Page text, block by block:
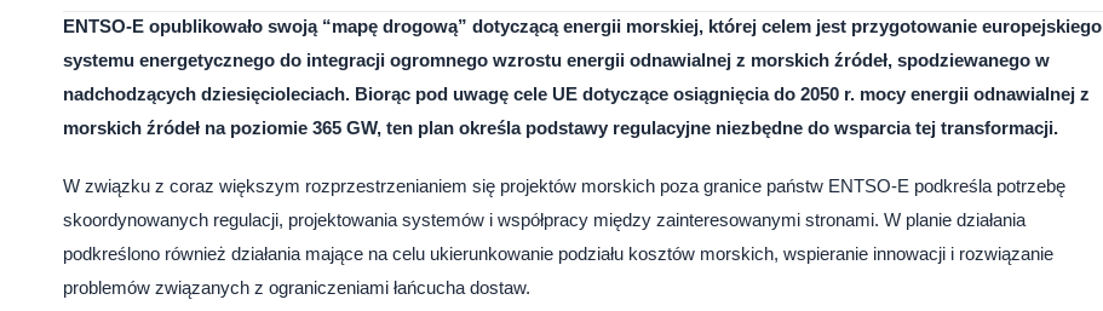
ENTSO-E opublikowało swoją “mapę drogową” dotyczącą energii morskiej, której celem jest przygotowanie europejskiego
systemu energetycznego do integracji ogromnego wzrostu energii odnawialnej z morskich źródeł, spodziewanego w
nadchodzących dziesięcioleciach. Biorąc pod uwagę cele UE dotyczące osiągnięcia do 2050 r. mocy energii odnawialnej z
morskich źródeł na poziomie 365 GW, ten plan określa podstawy regulacyjne niezbędne do wsparcia tej transformacji.
W związku z coraz większym rozprzestrzenianiem się projektów morskich poza granice państw ENTSO-E podkreśla potrzebę
skoordynowanych regulacji, projektowania systemów i współpracy między zainteresowanymi stronami. W planie działania
podkreślono również działania mające na celu ukierunkowanie podziału kosztów morskich, wspieranie innowacji i rozwiązanie
problemów związanych z ograniczeniami łańcucha dostaw.